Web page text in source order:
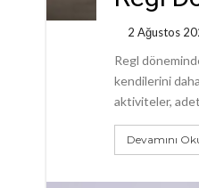
2 Ağustos
Regl
kendilerini
aktiviteler, adet
Devamını